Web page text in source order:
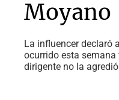
Moyano
La influencer declaró
ocurrido esta semana
dirigente no la